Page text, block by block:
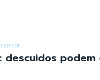
descuidos